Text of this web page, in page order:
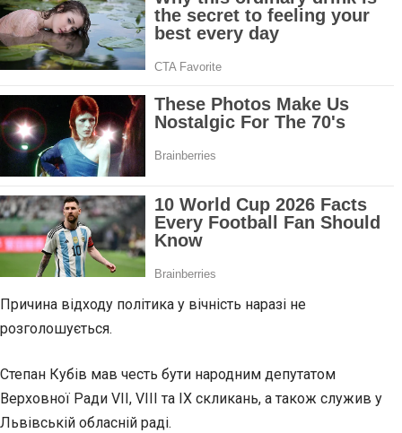
Причина відходу політика у вічність наразі не
розголошується.
Степан Кубів мав честь бути народним депутатом
Верховної Ради VII, VIII та IX скликань, а також служив у
Львівській обласній раді.